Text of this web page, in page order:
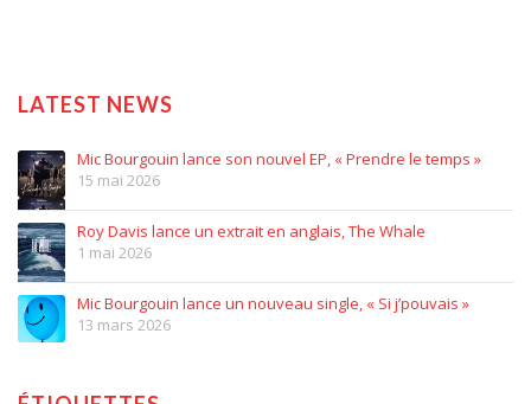
LATEST NEWS
Mic Bourgouin lance son nouvel EP, « Prendre le temps »
15 mai 2026
Roy Davis lance un extrait en anglais, The Whale
1 mai 2026
Mic Bourgouin lance un nouveau single, « Si j’pouvais »
13 mars 2026